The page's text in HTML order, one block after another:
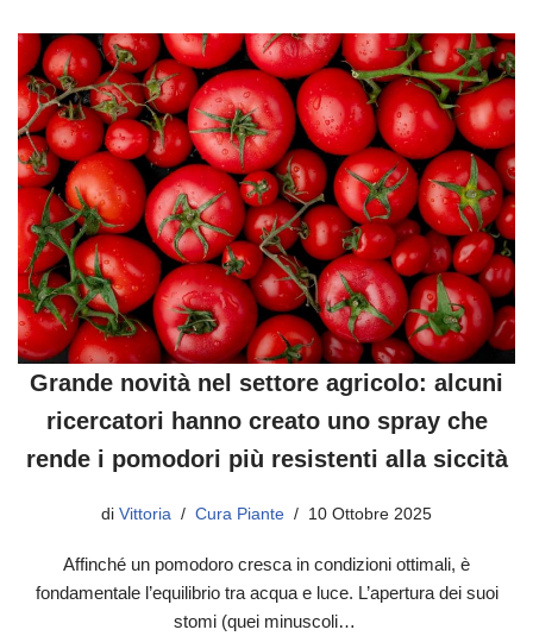
Grande novità nel settore agricolo: alcuni
ricercatori hanno creato uno spray che
rende i pomodori più resistenti alla siccità
di Vittoria Cura Piante 10 Ottobre 2025
Affinché un pomodoro cresca in condizioni ottimali, è
fondamentale l’equilibrio tra acqua e luce. L’apertura dei suoi
stomi (quei minuscoli…